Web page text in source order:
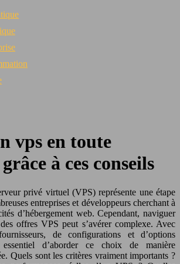
vps en toute
à ces conseils
privé virtuel (VPS) représente une étape
entreprises et développeurs cherchant à
d’hébergement web. Cependant, naviguer
offres VPS peut s’avérer complexe. Avec
de configurations et d’options
d’aborder ce choix de manière
Quels sont les critères vraiment importants ?